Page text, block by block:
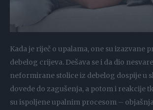
Kada je riječ o upalama, one su izazvane
debelog crijeva. Dešava se i da dio
neformirane stolice iz debelog dospije u
dovede do zagušenja, a potom i reakcije
su ispoljene upalnim procesom –